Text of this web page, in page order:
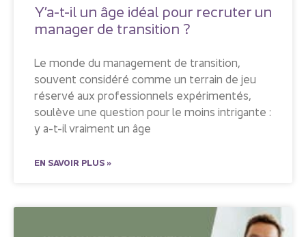
Y’a-t-il un âge idéal pour recruter un
manager de transition ?
Le monde du management de transition,
souvent considéré comme un terrain de jeu
réservé aux professionnels expérimentés,
soulève une question pour le moins intrigante :
y a-t-il vraiment un âge
EN SAVOIR PLUS »